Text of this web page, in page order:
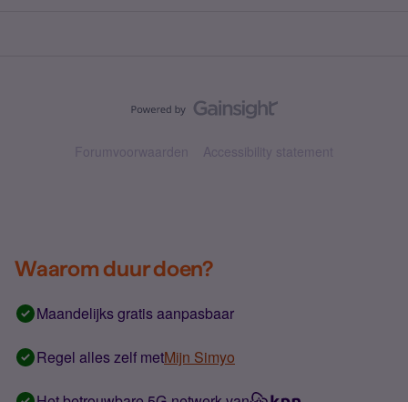
Forumvoorwaarden Accessibility statement
Waarom duur doen?
Maandelijks gratis aanpasbaar
Regel alles zelf metMijn Simyo